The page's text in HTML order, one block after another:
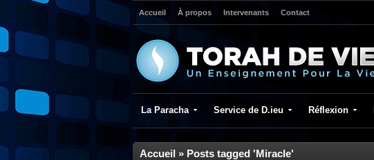
Accueil À propos Intervenants Contact
La Paracha Service de D.ieu Réflexion
Accueil » Posts tagged 'Miracle'